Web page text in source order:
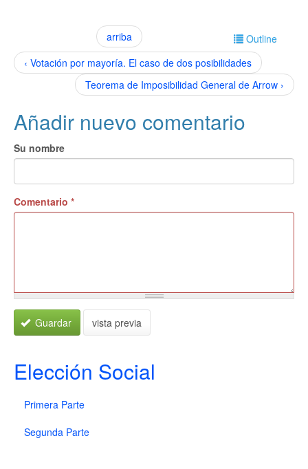
Outline
‹ Votación por mayoría. El caso de dos posibilidades
arriba
Teorema de Imposibilidad General de Arrow ›
Añadir nuevo comentario
Su nombre
Comentario *
Guardar vista previa
Elección Social
Primera Parte
Segunda Parte